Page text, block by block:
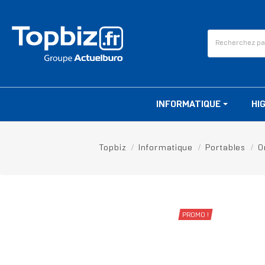
INFORMATIQUE
Topbiz Informatique Portables
PROMO !